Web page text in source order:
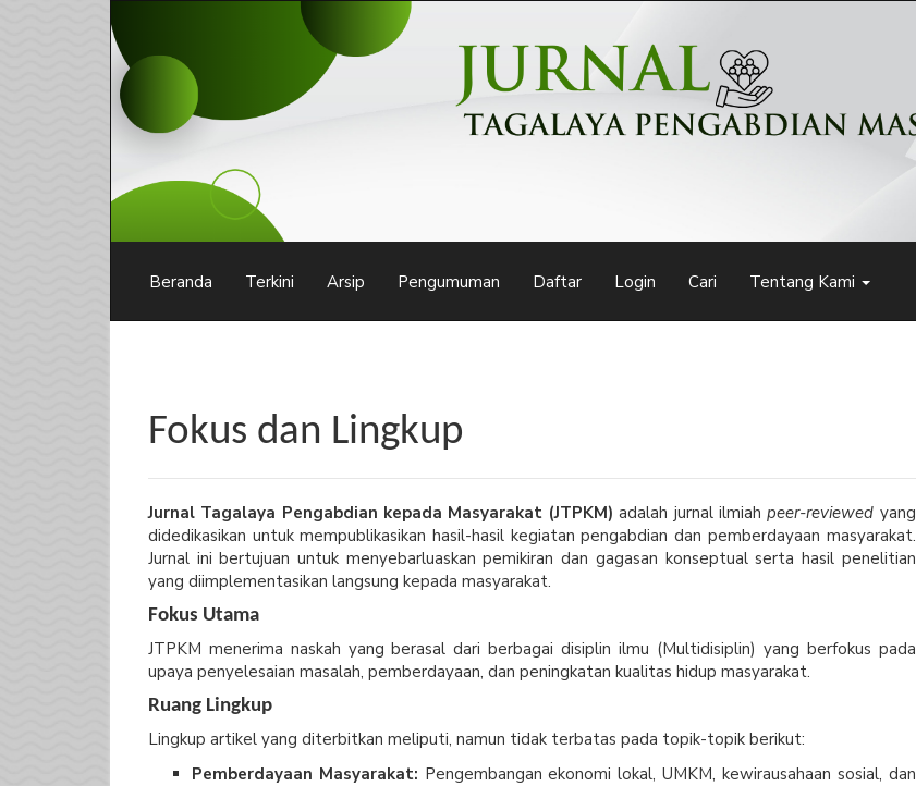
Beranda Terkini Arsip Pengumuman Daftar Login Cari Tentang Kami
Fokus dan Lingkup
Jurnal Tagalaya Pengabdian kepada Masyarakat (JTPKM) adalah jurnal ilmiahpeer-reviewed yang
didedikasikan untuk mempublikasikan hasil-hasil kegiatan pengabdian dan pemberdayaan masyarakat.
Jurnal ini bertujuan untuk menyebarluaskan pemikiran dan gagasan konseptual serta hasil penelitian
yang diimplementasikan langsung kepada masyarakat.
Fokus Utama
JTPKM menerima naskah yang berasal dari berbagai disiplin ilmu (Multidisiplin) yang berfokus pada
upaya penyelesaian masalah, pemberdayaan, dan peningkatan kualitas hidup masyarakat.
Ruang Lingkup
Lingkup artikel yang diterbitkan meliputi, namun tidak terbatas pada topik-topik berikut:
Pemberdayaan Masyarakat: Pengembangan ekonomi lokal, UMKM, kewirausahaan sosial, dan